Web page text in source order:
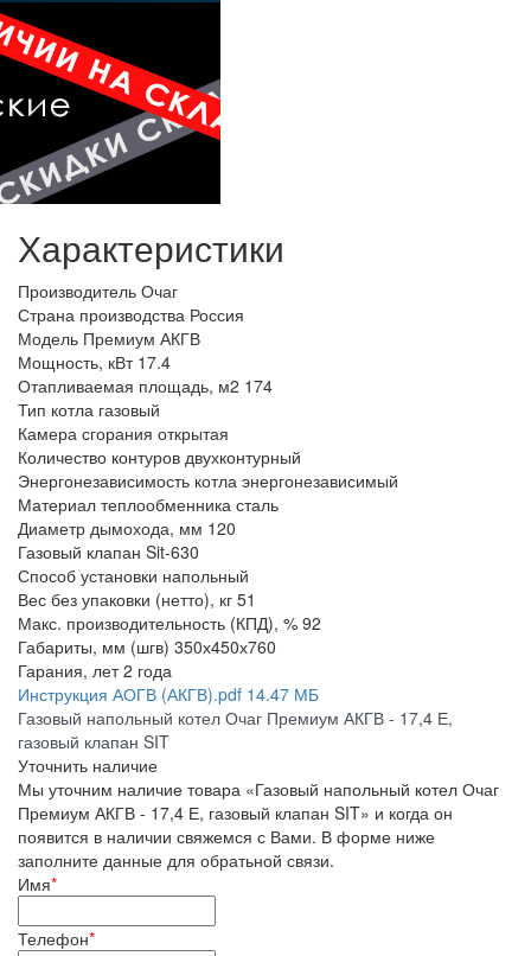
Характеристики
Производитель Очаг
Страна производства Россия
Модель Премиум АКГВ
Мощность, кВт 17.4
Отапливаемая площадь, м2 174
Тип котла газовый
Камера сгорания открытая
Количество контуров двухконтурный
Энергонезависимость котла энергонезависимый
Материал теплообменника сталь
Диаметр дымохода, мм 120
Газовый клапан Sit-630
Способ установки напольный
Вес без упаковки (нетто), кг 51
Макс. производительность (КПД), % 92
Габариты, мм (шгв) 350х450х760
Гарания, лет 2 года
Инструкция АОГВ (АКГВ).pdf 14.47 МБ
Газовый напольный котел Очаг Премиум АКГВ - 17,4 Е,
газовый клапан SIT
Уточнить наличие
Мы уточним наличие товара «Газовый напольный котел Очаг
Премиум АКГВ - 17,4 Е, газовый клапан SIT» и когда он
появится в наличии свяжемся с Вами. В форме ниже
заполните данные для обратьной связи.
Имя*
Телефон*